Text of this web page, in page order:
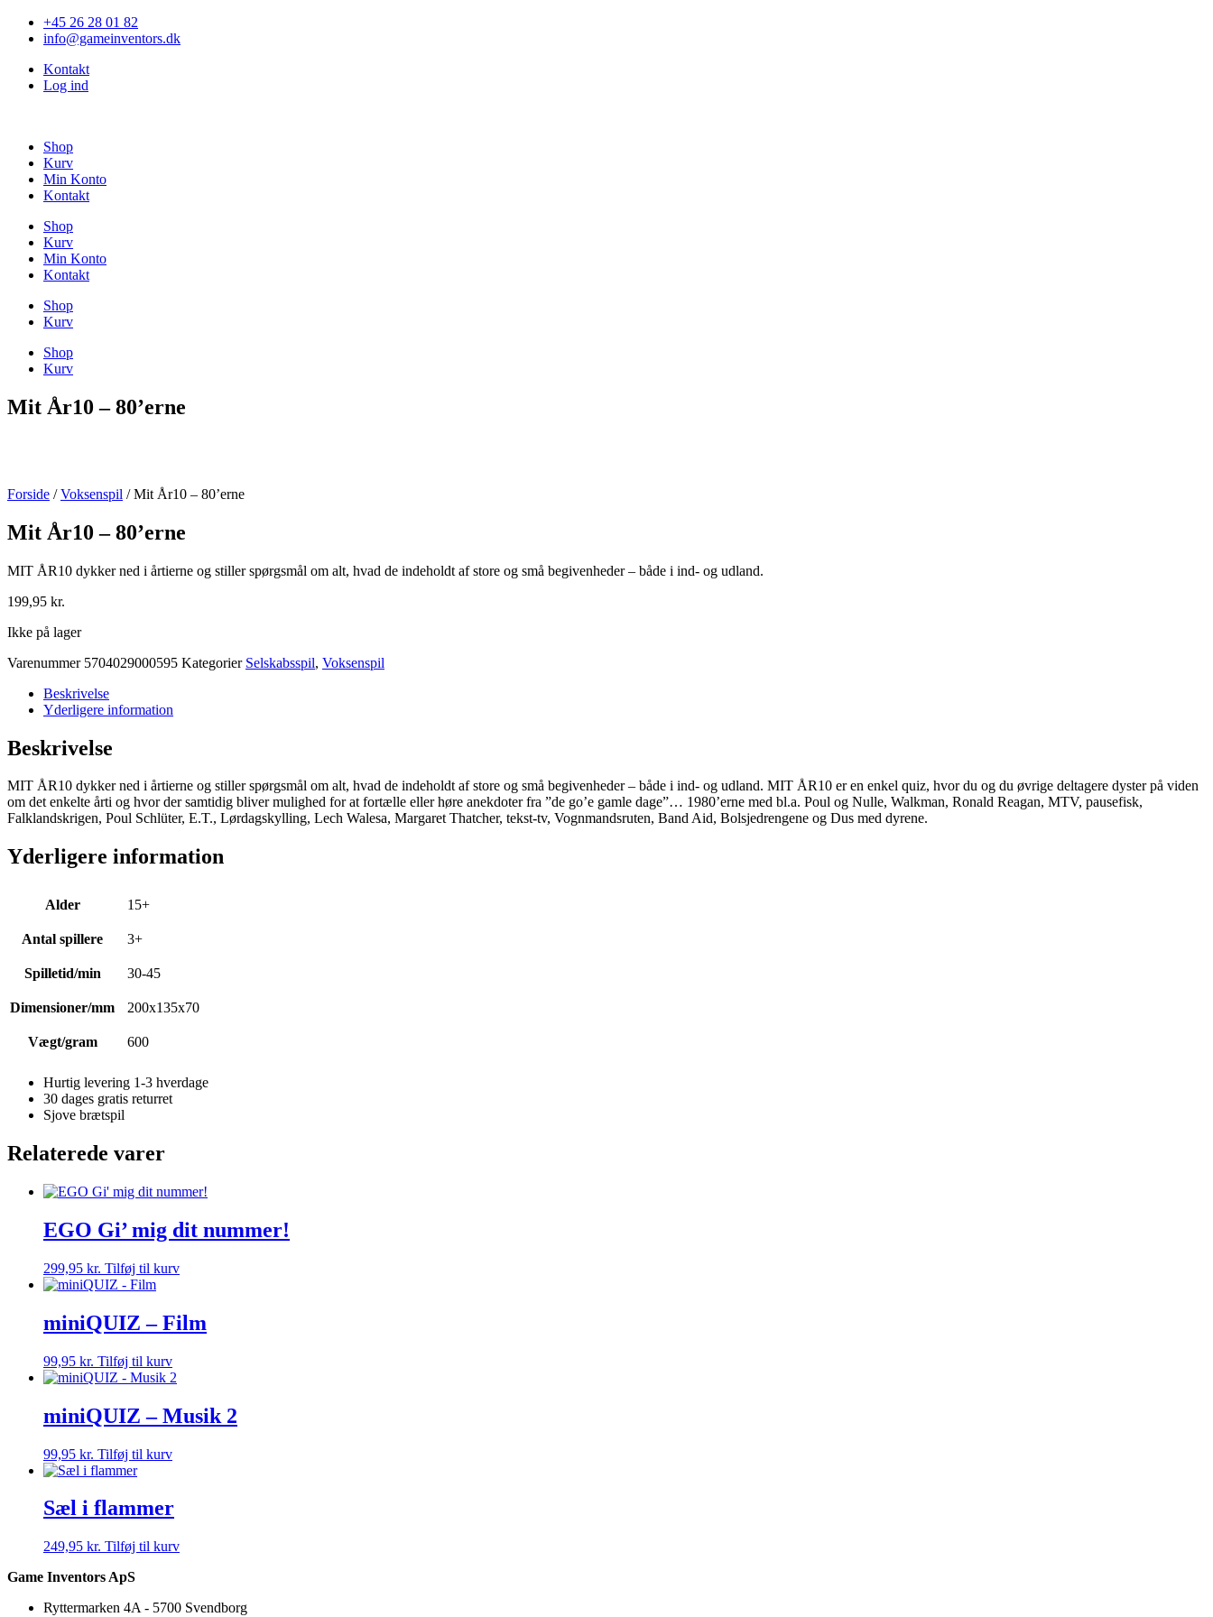
Videre+45 26 28 01 82
info@gameinventors.dk
Kontakt
Log ind
Shop
Kurv
Min Konto
Kontakt
Shop
Kurv
Min Konto
Kontakt
Shop
Kurv
Shop
Kurv
Mit År10 – 80’erne
Forside /Voksenspil / Mit År10 – 80’erne
Mit År10 – 80’erne
MIT ÅR10 dykker ned i årtierne og stiller spørgsmål om alt, hvad de indeholdt af store og små begivenheder – både i ind- og udland.
199,95 kr.
Ikke på lager
Varenummer 5704029000595 Kategorier Selskabsspil, Voksenspil
Beskrivelse
Yderligere information
Beskrivelse
MIT ÅR10 dykker ned i årtierne og stiller spørgsmål om alt, hvad de indeholdt af store og små begivenheder – både i ind- og udland. MIT ÅR10 er en enkel quiz, hvor du og du øvrige deltagere dyster på viden
om det enkelte årti og hvor der samtidig bliver mulighed for at fortælle eller høre anekdoter fra ”de go’e gamle dage”… 1980’erne med bl.a. Poul og Nulle, Walkman, Ronald Reagan, MTV, pausefisk,
Falklandskrigen, Poul Schlüter, E.T., Lørdagskylling, Lech Walesa, Margaret Thatcher, tekst-tv, Vognmandsruten, Band Aid, Bolsjedrengene og Dus med dyrene.
Yderligere information
Alder 15+
Antal spillere 3+
Spilletid/min 30-45
Dimensioner/mm 200x135x70
Vægt/gram 600
Hurtig levering 1-3 hverdage
30 dages gratis returret
Sjove brætspil
Relaterede varer
EGO Gi’ mig dit nummer!
299,95 kr. Tilføj til kurv
miniQUIZ – Film
99,95 kr. Tilføj til kurv
miniQUIZ – Musik 2
99,95 kr. Tilføj til kurv
Sæl i flammer
249,95 kr. Tilføj til kurv
Game Inventors ApS
Ryttermarken 4A - 5700 Svendborg